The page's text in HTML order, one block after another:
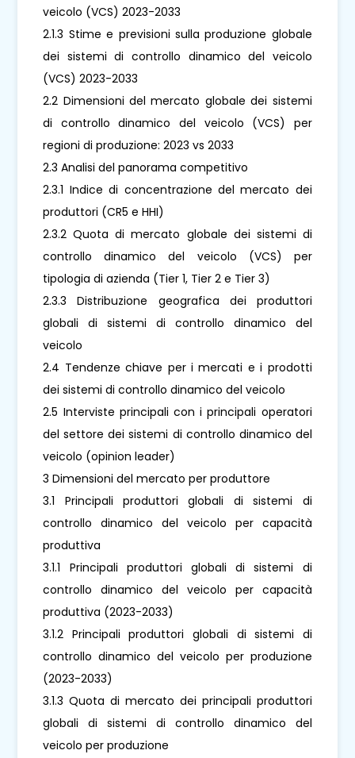
veicolo (VCS) 2023-2033
2.1.3 Stime e previsioni sulla produzione globale
dei sistemi di controllo dinamico del veicolo
(VCS) 2023-2033
2.2 Dimensioni del mercato globale dei sistemi
di controllo dinamico del veicolo (VCS) per
regioni di produzione: 2023 vs 2033
2.3 Analisi del panorama competitivo
2.3.1 Indice di concentrazione del mercato dei
produttori (CR5 e HHI)
2.3.2 Quota di mercato globale dei sistemi di
controllo dinamico del veicolo (VCS) per
tipologia di azienda (Tier 1, Tier 2 e Tier 3)
2.3.3 Distribuzione geografica dei produttori
globali di sistemi di controllo dinamico del
veicolo
2.4 Tendenze chiave per i mercati e i prodotti
dei sistemi di controllo dinamico del veicolo
2.5 Interviste principali con i principali operatori
del settore dei sistemi di controllo dinamico del
veicolo (opinion leader)
3 Dimensioni del mercato per produttore
3.1 Principali produttori globali di sistemi di
controllo dinamico del veicolo per capacità
produttiva
3.1.1 Principali produttori globali di sistemi di
controllo dinamico del veicolo per capacità
produttiva (2023-2033)
3.1.2 Principali produttori globali di sistemi di
controllo dinamico del veicolo per produzione
(2023-2033)
3.1.3 Quota di mercato dei principali produttori
globali di sistemi di controllo dinamico del
veicolo per produzione